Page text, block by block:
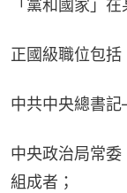
「黨和國家」
正國級職位包括
中共中央總書
中央政治局常
組成者；